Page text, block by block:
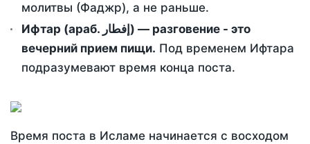
молитвы (Фаджр), а не раньше.
Ифтар (араб. إفطار) — разговение - это
вечерний прием пищи. Под временем Ифтара
подразумевают время конца поста.
Время поста в Исламе начинается с восходом